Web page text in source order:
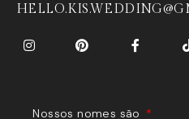
Nossos nomes são